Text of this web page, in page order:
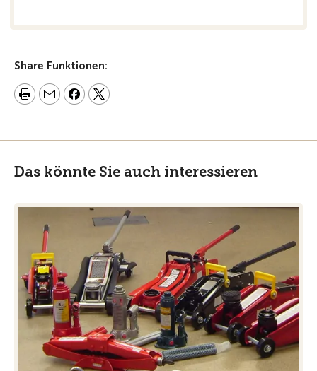
Share Funktionen:
Das könnte Sie auch interessieren